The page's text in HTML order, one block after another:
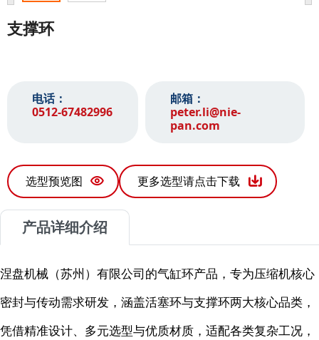
支撑环
电话：
0512-67482996‬
邮箱：
peter.li@nie-
pan.com
选型预览图 更多选型请点击下载
产品详细介绍
涅盘机械（苏州）有限公司的气缸环产品，专为压缩机核心
密封与传动需求研发，涵盖活塞环与支撑环两大核心品类，
凭借精准设计、多元选型与优质材质，适配各类复杂工况，